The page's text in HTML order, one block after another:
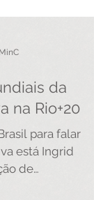
da
na Rio+20
para falar
está Ingrid